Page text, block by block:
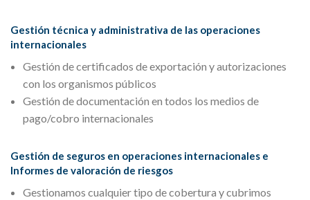
Gestión técnica y administrativa de las operaciones
internacionales
Gestión de certificados de exportación y autorizaciones
con los organismos públicos
Gestión de documentación en todos los medios de
pago/cobro internacionales
Gestión de seguros en operaciones internacionales e
Informes de valoración de riesgos
Gestionamos cualquier tipo de cobertura y cubrimos